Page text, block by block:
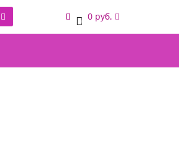
0 0 руб.